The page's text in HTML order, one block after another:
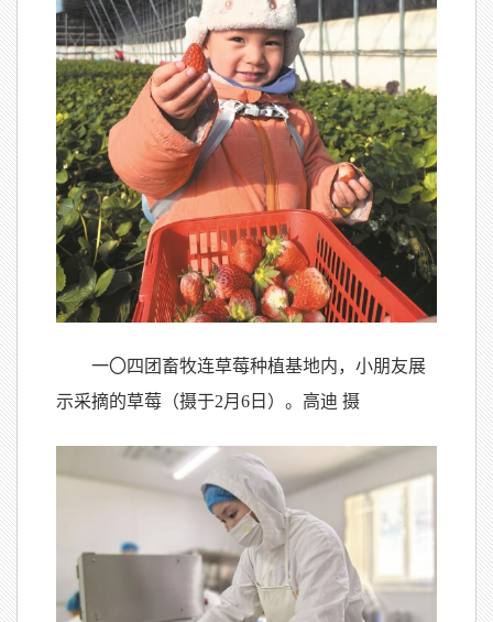
一〇四团畜牧连草莓种植基地内，小朋友展
示采摘的草莓（摄于2月6日）。高迪 摄